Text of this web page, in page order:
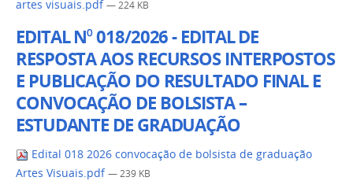
artes visuais.pdf — 224 KB
EDITAL N⁰ 018/2026 - EDITAL DE
RESPOSTA AOS RECURSOS INTERPOSTOS
E PUBLICAÇÃO DO RESULTADO FINAL E
CONVOCAÇÃO DE BOLSISTA –
ESTUDANTE DE GRADUAÇÃO
Edital 018 2026 convocação de bolsista de graduação
Artes Visuais.pdf — 239 KB